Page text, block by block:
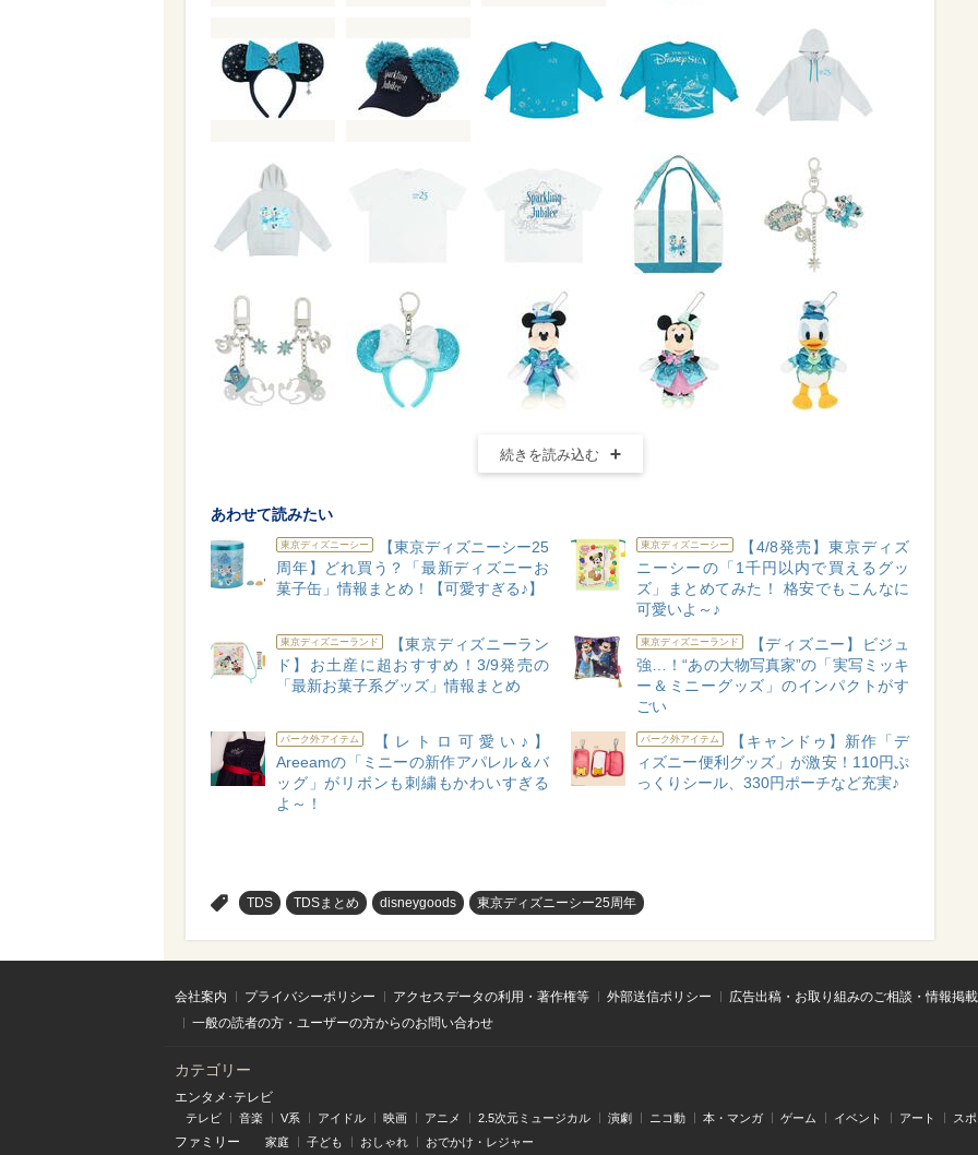
続きを読み込む
あわせて読みたい
東京ディズニーシー
【東京ディズニーシー25
周年】どれ買う？「最新ディズニーお
菓子缶」情報まとめ！【可愛すぎる♪】
東京ディズニーシー
【4/8発売】東京ディズ
ニーシーの「1千円以内で買えるグッ
ズ」まとめてみた！ 格安でもこんなに
可愛いよ～♪
東京ディズニーランド
【東京ディズニーラン
ド】お土産に超おすすめ！3/9発売の
「最新お菓子系グッズ」情報まとめ
東京ディズニーランド
【ディズニー】ビジュ
強…！“あの大物写真家”の「実写ミッキ
ー＆ミニーグッズ」のインパクトがす
ごい
パーク外アイテム
【レトロ可愛い♪】
Areeamの「ミニーの新作アパレル＆バ
ッグ」がリボンも刺繍もかわいすぎる
よ～！
パーク外アイテム
【キャンドゥ】新作「デ
ィズニー便利グッズ」が激安！110円ぷ
っくりシール、330円ポーチなど充実♪
TDS TDSまとめ disneygoods 東京ディズニーシー25周年
会社案内 プライバシーポリシー アクセスデータの利用・著作権等 外部送信ポリシー
広告出稿・お取り組みのご相談・情報掲
一般の読者の方・ユーザーの方からのお問い合わせ
カテゴリー
エンタメ･テレビ
テレビ 音楽 V系 アイドル 映画 アニメ 2.5次元ミュージカル 演劇 ニコ動 本・マンガ ゲーム イベント アート ス
ファミリー 家庭 子ども おしゃれ おでかけ・レジャー